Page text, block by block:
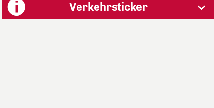
Verkehrsticker